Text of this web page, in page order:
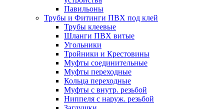
Павильоны
Трубы и Фитинги ПВХ под клей
Трубы клеевые
Шланги ПВХ витые
Угольники
Тройники и Крестовины
Муфты соединительные
Муфты переходные
Кольца переходные
Муфты с внутр. резьбой
Ниппеля с наруж. резьбой